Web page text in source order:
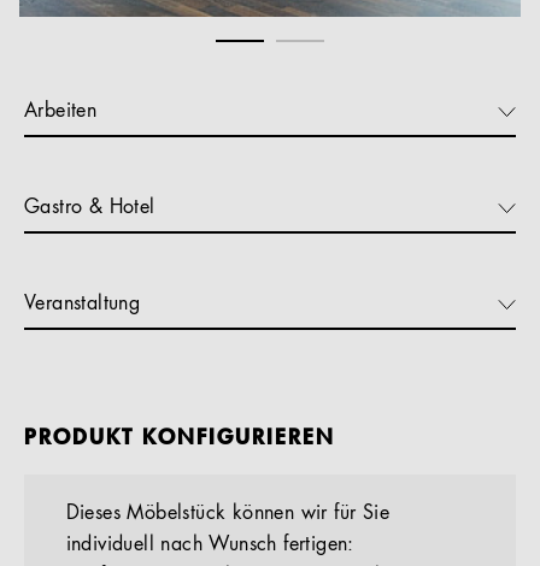
Arbeiten
Gastro & Hotel
Veranstaltung
PRODUKT KONFIGURIEREN
Dieses Möbelstück können wir für Sie
individuell nach Wunsch fertigen: